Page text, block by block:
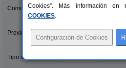
Comunidades:
Provincias/Islas:
Tipo alquiler:
Cookies”. Más información en
COOKIES.